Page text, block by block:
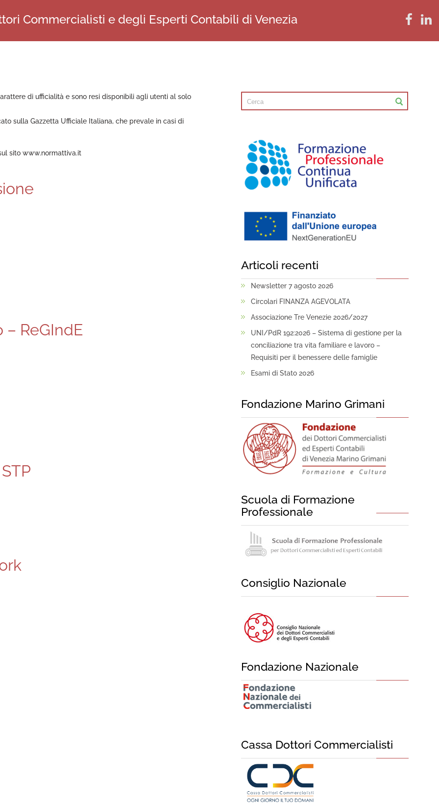
Commercialisti e degli Esperti Contabili di Venezia
di ufficialità e sono resi disponibili agli utenti al solo
sulla Gazzetta Ufficiale Italiana, che prevale in casi di
sito www.normattiva.it
ReGIndE
Articoli recenti
Newsletter 7 agosto 2026
Circolari FINANZA AGEVOLATA
Associazione Tre Venezie 2026/2027
UNI/PdR 192:2026 – Sistema di gestione per la
conciliazione tra vita familiare e lavoro –
Requisiti per il benessere delle famiglie
Esami di Stato 2026
Fondazione Marino Grimani
Scuola di Formazione
Professionale
Consiglio Nazionale
Fondazione Nazionale
Cassa Dottori Commercialisti